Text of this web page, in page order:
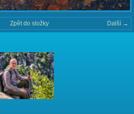
Další →
Zpět do složky